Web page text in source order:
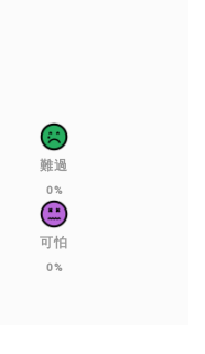
難過
0%
可怕
0%